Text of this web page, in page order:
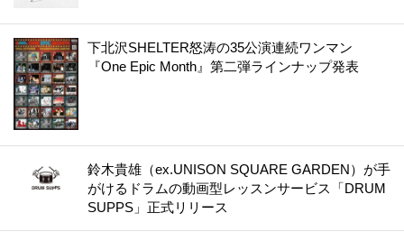
下北沢SHELTER怒涛の35公演連続ワンマン
『One Epic Month』第二弾ラインナップ発表
鈴木貴雄（ex.UNISON SQUARE GARDEN）が手
がけるドラムの動画型レッスンサービス「DRUM
SUPPS」正式リリース